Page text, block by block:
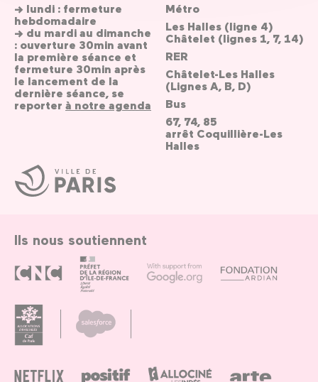
Ville
de
Paris
→ lundi : fermeture
hebdomadaire
→ du mardi au dimanche
: ouverture 30min avant
la première séance et
fermeture 30min après
le lancement de la
dernière séance, se
reporter à notre agenda
Métro
Les Halles (ligne 4)
Châtelet (lignes 1, 7, 14)
RER
Châtelet-Les Halles
(Lignes A, B, D)
Bus
67, 74, 85
arrêt Coquillière-Les
Halles
Ils nous soutiennent